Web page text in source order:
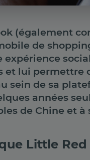
(également
de
expérience
et lui permettre
sein de sa
années
de Chine et
Little